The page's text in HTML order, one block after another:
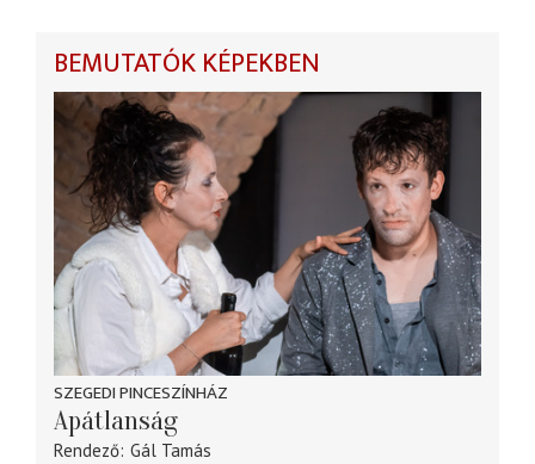
BEMUTATÓK KÉPEKBEN
SZEGEDI PINCESZÍNHÁZ
Apátlanság
Rendező Gál Tamás